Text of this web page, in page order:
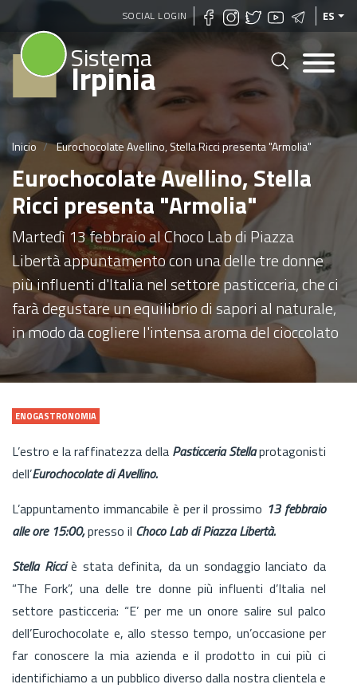
Pasar
contenido
SOCIAL LOGIN ES
Sistema
Irpinia
Inicio Eurochocolate Avellino, Stella Ricci presenta "Armolia"
Eurochocolate Avellino, Stella
Ricci presenta "Armolia"
Martedì 13 febbraio al Choco Lab di Piazza
Libertà appuntamento con una delle tre donne
più influenti d'Italia nel settore pasticceria, che ci
farà degustare un equilibrio di sapori al naturale,
in modo da cogliere l'intensa aroma del cioccolato
ENOGASTRONOMIA
L’estro e la raffinatezza della Pasticceria Stellaprotagonisti
dell’Eurochocolate di Avellino.
L’appuntamento immancabile è per il prossimo 13 febbraio
alle ore 15:00,presso il Choco Lab di Piazza Libertà.
Stella Ricciè stata definita, da un sondaggio lanciato da
“The Fork”, una delle tre donne più influenti d’Italia nel
settore pasticceria: “E’ per me un onore salire sul palco
dell’Eurochocolate e, allo stesso tempo, un’occasione per
far conoscere la mia azienda e il prodotto in cui più ci
identifichiamo a un pubblico diverso dalla nostra clientela e